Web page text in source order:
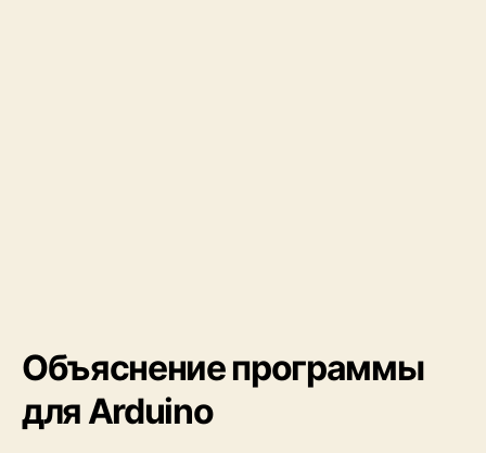
Объяснение программы
для Arduino